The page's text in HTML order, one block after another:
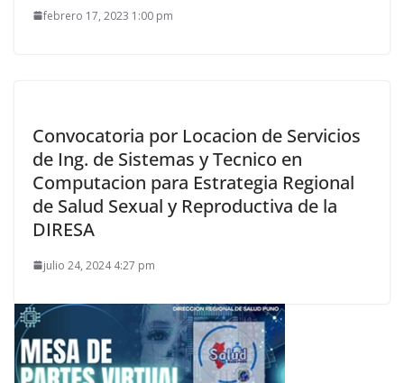
febrero 17, 2023 1:00 pm
Convocatoria por Locacion de Servicios
de Ing. de Sistemas y Tecnico en
Computacion para Estrategia Regional
de Salud Sexual y Reproductiva de la
DIRESA
julio 24, 2024 4:27 pm